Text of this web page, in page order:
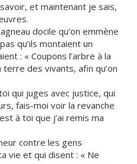
et maintenant je sais,
docile qu’on emmène
qu’ils montaient un
: « Coupons l’arbre à la
des vivants, afin qu’on
qui juges avec justice, qui
fais-moi voir la revanche
à toi que j’ai remis ma
contre les gens
vie et qui disent : « Ne